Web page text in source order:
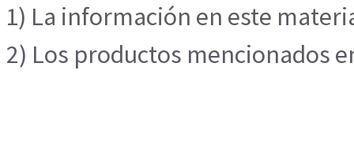
1) La información en este
2) Los productos mencionados